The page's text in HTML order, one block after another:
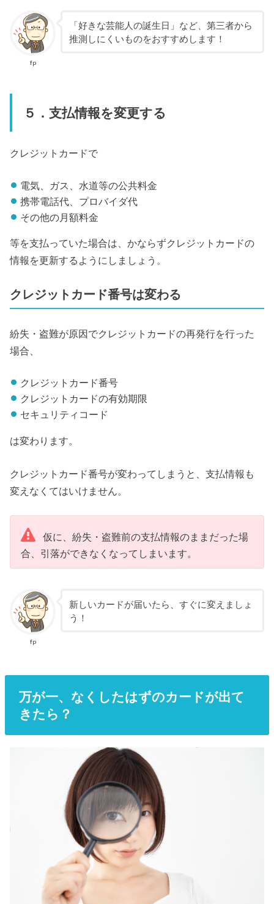
fp
「好きな芸能人の誕生日」など、第三者から
推測しにくいものをおすすめします！
５．支払情報を変更する
クレジットカードで
電気、ガス、水道等の公共料金
携帯電話代、プロバイダ代
その他の月額料金
等を支払っていた場合は、かならずクレジットカードの
情報を更新するようにしましょう。
クレジットカード番号は変わる
紛失・盗難が原因でクレジットカードの再発行を行った
場合、
クレジットカード番号
クレジットカードの有効期限
セキュリティコード
は変わります。
クレジットカード番号が変わってしまうと、支払情報も
変えなくてはいけません。
仮に、紛失・盗難前の支払情報のままだった場
合、引落ができなくなってしまいます。
fp
新しいカードが届いたら、すぐに変えましょ
う！
万が一、なくしたはずのカードが出て
きたら？